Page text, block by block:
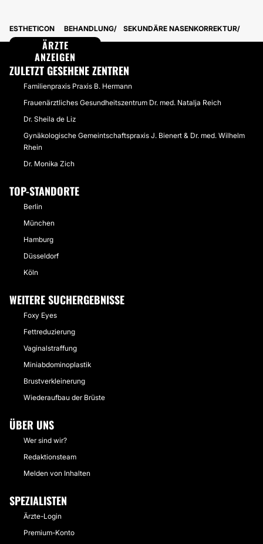
ÄRZTE
ANZEIGEN
ESTHETICON BEHANDLUNG SEKUNDÄRE NASENKORREKTUR
ZULETZT GESEHENE ZENTREN
Familienpraxis Praxis B. Hermann
Frauenärztliches Gesundheitszentrum Dr. med. Natalja Reich
Dr. Sheila de Liz
Gynäkologische Gemeintschaftspraxis J. Bienert & Dr. med. Wilhelm
Rhein
Dr. Monika Zich
TOP-STANDORTE
Berlin
München
Hamburg
Düsseldorf
Köln
WEITERE SUCHERGEBNISSE
Foxy Eyes
Fettreduzierung
Vaginalstraffung
Miniabdominoplastik
Brustverkleinerung
Wiederaufbau der Brüste
ÜBER UNS
Wer sind wir?
Redaktionsteam
Melden von Inhalten
SPEZIALISTEN
Ärzte-Login
Premium-Konto